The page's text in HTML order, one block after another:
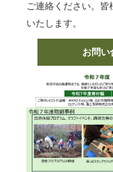
ご連絡ください。
いたします。
お問い